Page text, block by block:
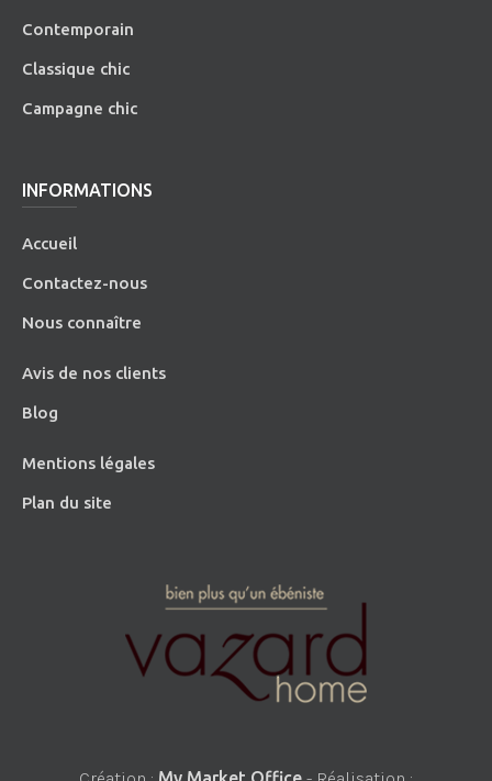
Contemporain
Classique chic
Campagne chic
INFORMATIONS
Accueil
Contactez-nous
Nous connaître
Avis de nos clients
Blog
Mentions légales
Plan du site